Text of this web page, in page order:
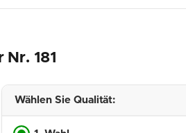
181
Wählen Sie Qualität: